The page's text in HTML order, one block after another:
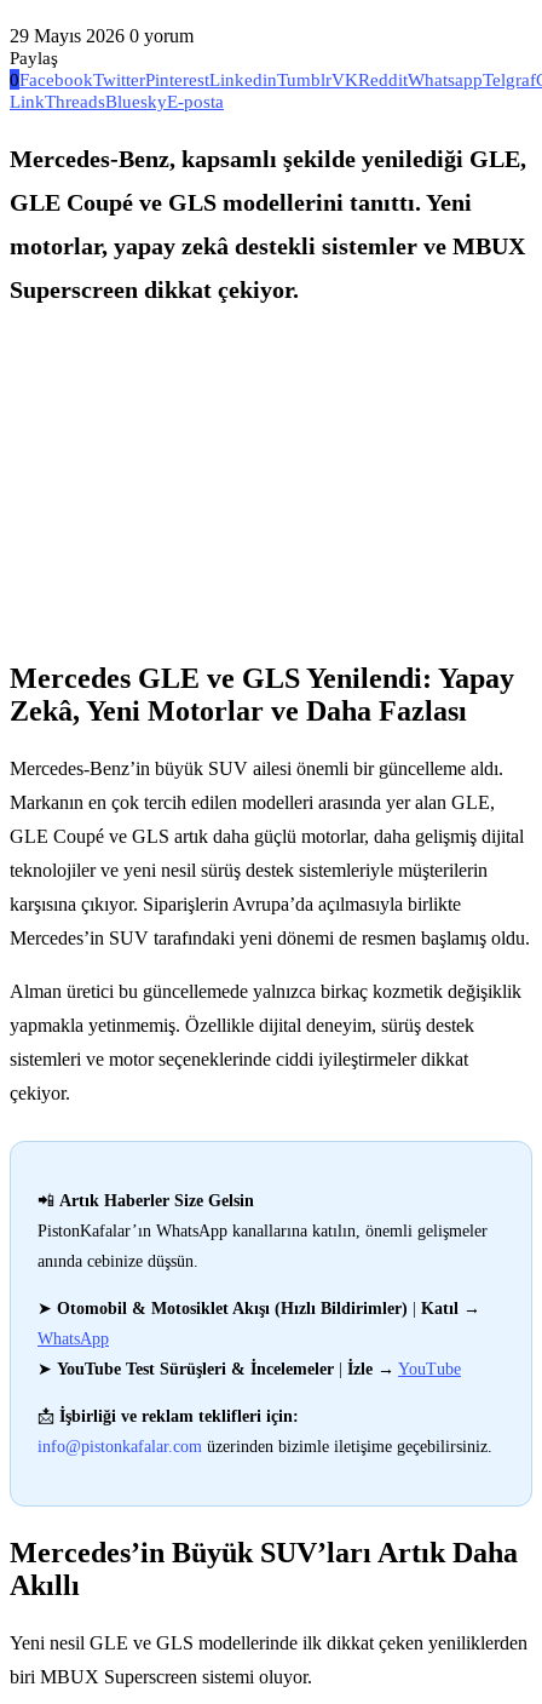
29 Mayıs 2026 0 yorum
Paylaş
0FacebookTwitterPinterestLinkedinTumblrVKRedditWhatsappTelgraf
LinkThreadsBlueskyE-posta
Mercedes-Benz, kapsamlı şekilde yenilediği GLE,
GLE Coupé ve GLS modellerini tanıttı. Yeni
motorlar, yapay zekâ destekli sistemler ve MBUX
Superscreen dikkat çekiyor.
Mercedes GLE ve GLS Yenilendi: Yapay
Zekâ, Yeni Motorlar ve Daha Fazlası
Mercedes-Benz’in büyük SUV ailesi önemli bir güncelleme aldı.
Markanın en çok tercih edilen modelleri arasında yer alan GLE,
GLE Coupé ve GLS artık daha güçlü motorlar, daha gelişmiş dijital
teknolojiler ve yeni nesil sürüş destek sistemleriyle müşterilerin
karşısına çıkıyor. Siparişlerin Avrupa’da açılmasıyla birlikte
Mercedes’in SUV tarafındaki yeni dönemi de resmen başlamış oldu.
Alman üretici bu güncellemede yalnızca birkaç kozmetik değişiklik
yapmakla yetinmemiş. Özellikle dijital deneyim, sürüş destek
sistemleri ve motor seçeneklerinde ciddi iyileştirmeler dikkat
çekiyor.
📲 Artık Haberler Size Gelsin
PistonKafalar’ın WhatsApp kanallarına katılın, önemli gelişmeler
anında cebinize düşsün.
➤ Otomobil & Motosiklet Akışı (Hızlı Bildirimler) | Katıl →
WhatsApp
➤ YouTube Test Sürüşleri & İncelemeler | İzle → YouTube
📩 İşbirliği ve reklam teklifleri için:
info@pistonkafalar.com üzerinden bizimle iletişime geçebilirsiniz.
Mercedes’in Büyük SUV’ları Artık Daha
Akıllı
Yeni nesil GLE ve GLS modellerinde ilk dikkat çeken yeniliklerden
biri MBUX Superscreen sistemi oluyor.